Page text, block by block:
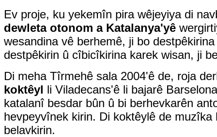
Ev proje, ku yekemîn pira wêjeyiya di
dewleta otonom a Katalanya'yê
wesandina vê berhemê, ji bo
destpêkirin û cîbicîkirina karek wisan, ji
Di meha Tîrmehê sala 2004'ê de, roja
koktêyl li Viladecans'ê li bajarê
katalanî besdar bûn û bi berhevkarên
hevpeyvînek kirin. Di koktêylê de
belavkirin.